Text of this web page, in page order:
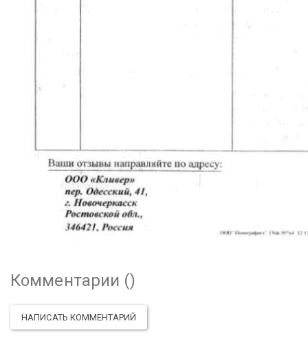
Комментарии ()
НАПИСАТЬ КОММЕНТАРИЙ